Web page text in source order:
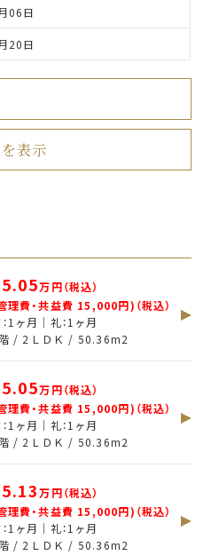
06日
20日
表示
万円（税込）
理費・共益費 15,000円)（税込）
1ヶ月｜礼：1ヶ月
/ 2ＬＤＫ / 50.36m2
万円（税込）
理費・共益費 15,000円)（税込）
1ヶ月｜礼：1ヶ月
/ 2ＬＤＫ / 50.36m2
万円（税込）
理費・共益費 15,000円)（税込）
1ヶ月｜礼：1ヶ月
/ 2ＬＤＫ / 50.36m2